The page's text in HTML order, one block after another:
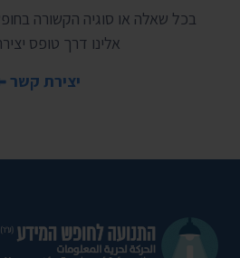
בכל שאלה או סוגיה הקשורה
אלינו דרך טופס
יצירת קשר